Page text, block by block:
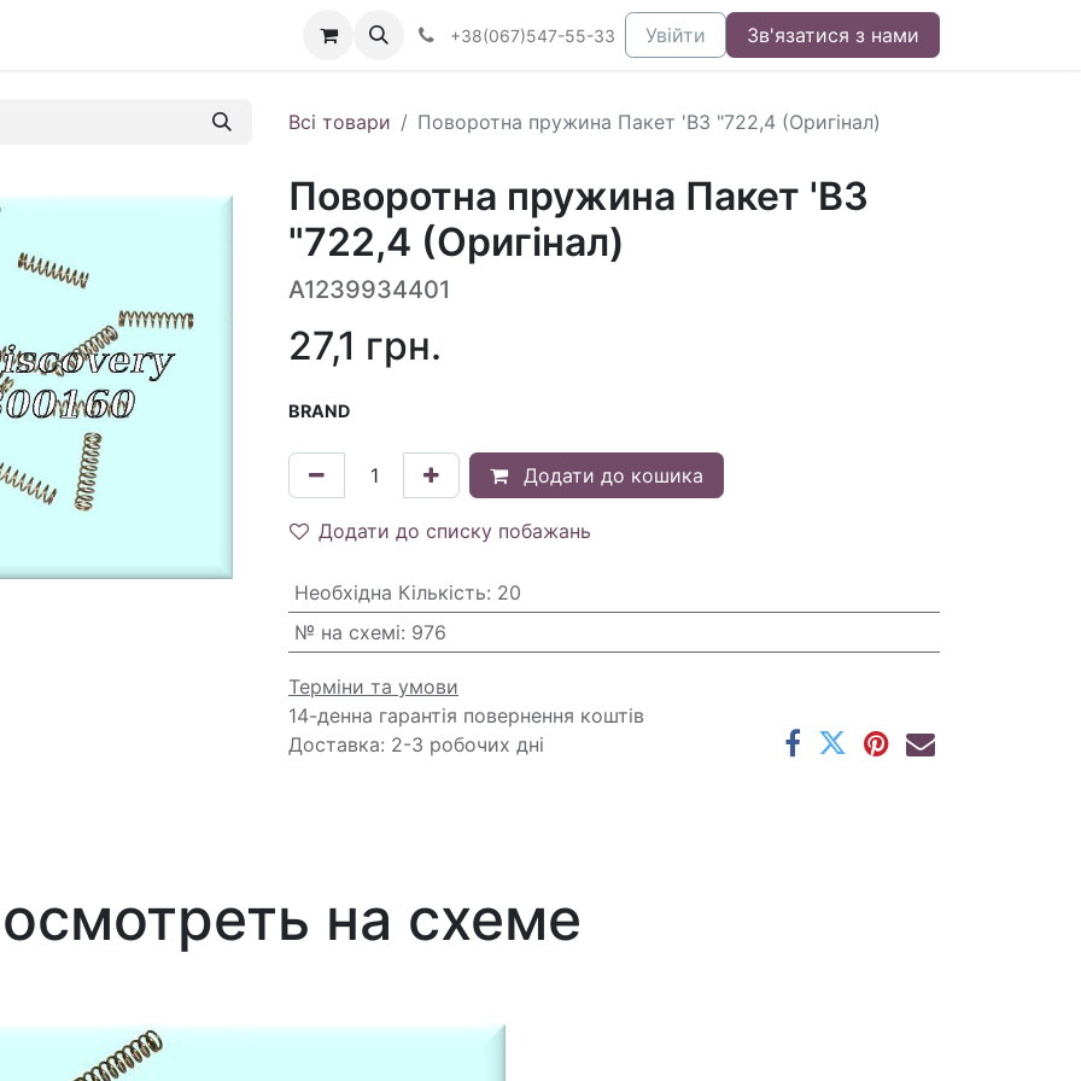
+38(067)547-55-33 Увійти Зв'язатися з нами
Всі товари Поворотна пружина Пакет 'B3 "722,4 (Оригінал)
Поворотна пружина Пакет 'B3
"722,4 (Оригінал)
A1239934401
27,1 грн.
BRAND
Додати до кошика
Додати до списку побажань
Необхідна Кількість: 20
№ на схемі: 976
Терміни та умови
14-денна гарантія повернення коштів
Доставка: 2-3 робочих дні
на схеме